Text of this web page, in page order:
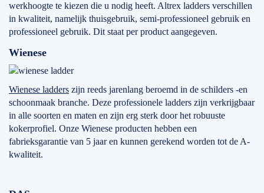
werkhoogte te kiezen die u nodig heeft. Altrex ladders verschillen
in kwaliteit, namelijk thuisgebruik, semi-professioneel gebruik en
professioneel gebruik. Dit staat per product aangegeven.
Wienese
Wienese ladders zijn reeds jarenlang beroemd in de schilders -en
schoonmaak branche. Deze professionele ladders zijn verkrijgbaar
in alle soorten en maten en zijn erg sterk door het robuuste
kokerprofiel. Onze Wienese producten hebben een
fabrieksgarantie van 5 jaar en kunnen gerekend worden tot de A-
kwaliteit.